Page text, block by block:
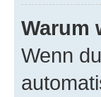
Warum
Wenn